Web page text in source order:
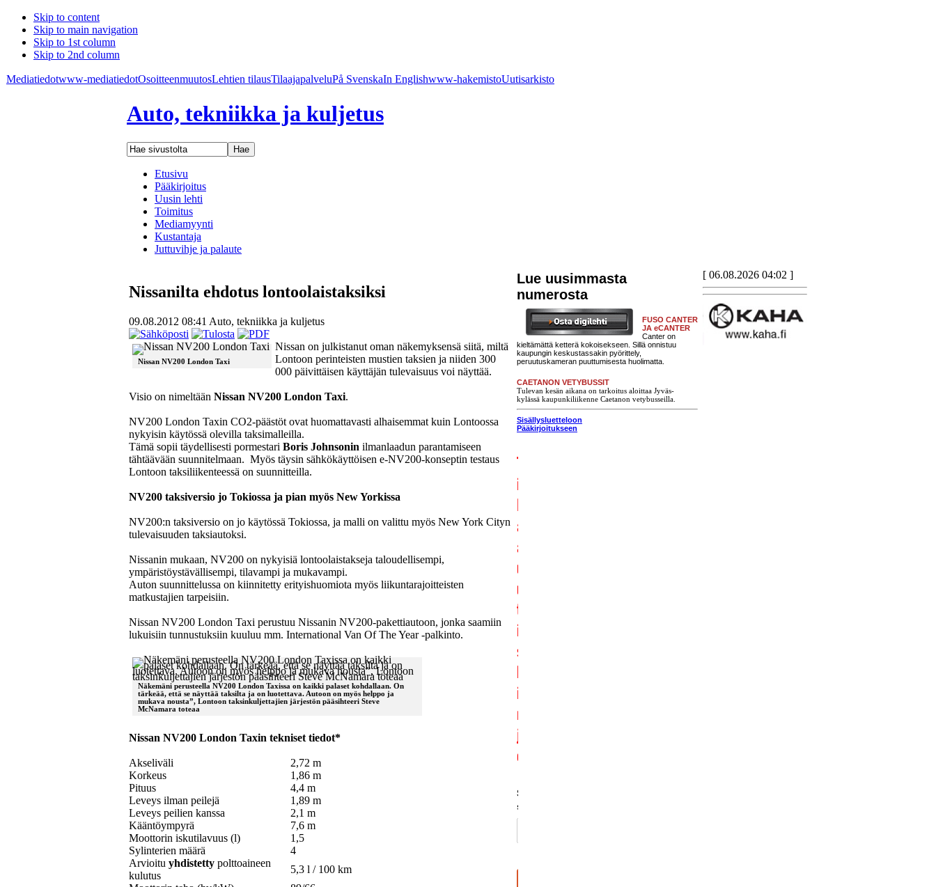
Skip to content
Skip to main navigation
Skip to 1st column
Skip to 2nd column
Mediatiedotwww-mediatiedotOsoitteenmuutosLehtien tilausTilaajapalveluPå SvenskaIn Englishwww-hakemistoUutisarkisto
Auto, tekniikka ja kuljetus
Etusivu
Pääkirjoitus
Uusin lehti
Toimitus
Mediamyynti
Kustantaja
Juttuvihje ja palaute
Nissanilta ehdotus lontoolaistaksiksi
09.08.2012 08:41 Auto, tekniikka ja kuljetus
Nissan NV200 London Taxi
Nissan on julkistanut oman näkemyksensä siitä, miltä
Lontoon perinteisten mustien taksien ja niiden 300
000 päivittäisen käyttäjän tulevaisuus voi näyttää.
Visio on nimeltään Nissan NV200 London Taxi.
NV200 London Taxin CO2-päästöt ovat huomattavasti alhaisemmat kuin Lontoossa
nykyisin käytössä olevilla taksimalleilla.
Tämä sopii täydellisesti pormestari Boris Johnsonin ilmanlaadun parantamiseen
tähtäävään suunnitelmaan. Myös täysin sähkökäyttöisen e-NV200-konseptin testaus
Lontoon taksiliikenteessä on suunnitteilla.
NV200 taksiversio jo Tokiossa ja pian myös New Yorkissa
NV200:n taksiversio on jo käytössä Tokiossa, ja malli on valittu myös New York Cityn
tulevaisuuden taksiautoksi.
Nissanin mukaan, NV200 on nykyisiä lontoolaistakseja taloudellisempi,
ympäristöystävällisempi, tilavampi ja mukavampi.
Auton suunnittelussa on kiinnitetty erityishuomiota myös liikuntarajoitteisten
matkustajien tarpeisiin.
Nissan NV200 London Taxi perustuu Nissanin NV200-pakettiautoon, jonka saamiin
lukuisiin tunnustuksiin kuuluu mm. International Van Of The Year -palkinto.
Näkemäni perusteella NV200 London Taxissa on kaikki palaset kohdallaan. On
tärkeää, että se näyttää taksilta ja on luotettava. Autoon on myös helppo ja
mukava nousta”, Lontoon taksinkuljettajien järjestön pääsihteeri Steve
McNamara toteaa
Nissan NV200 London Taxin tekniset tiedot*
Akseliväli
2,72 m
Korkeus
1,86 m
Pituus
4,4 m
Leveys ilman peilejä
1,89 m
Leveys peilien kanssa
2,1 m
Kääntöympyrä
7,6 m
Moottorin iskutilavuus (l)
1,5
Sylinterien määrä
4
Arvioitu yhdistetty polttoaineen
kulutus
5,3 l / 100 km
Lue uusimmasta
numerosta
FUSO CANTER
JA eCANTER
Canter on
kieltämättä ketterä kokoisekseen. Sillä onnistuu
kaupungin keskustassakin pyörittely,
peruutuskameran puuttumisesta huolimatta.
CAETANON VETYBUSSIT
Tulevan kesän aikana on tarkoitus aloittaa Jyväs-
kylässä kaupunkiliikenne Caetanon vetybusseilla.
Sisällysluetteloon
Pääkirjoitukseen
[ 06.08.2026 04:02 ]